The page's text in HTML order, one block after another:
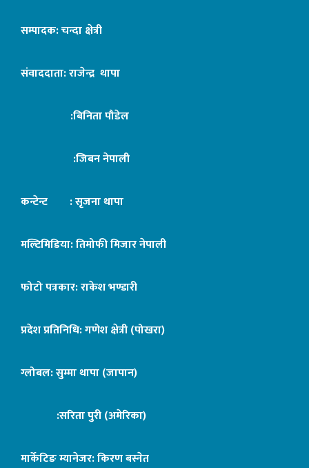
सम्पादक: चन्दा क्षेत्री
संवाददाता: राजेन्द्र थापा
:बिनिता पौडेल
:जिबन नेपाली
कन्टेन्ट : सृजना थापा
मल्टिमिडिया: तिमोफी मिजार नेपाली
फोटो पत्रकार: राकेश भण्डारी
प्रदेश प्रतिनिधि: गणेश क्षेत्री (पोखरा)
ग्लोबल: सुम्मा थापा (जापान)
:सरिता पुरी (अमेरिका)
मार्केटिङ म्यानेजर: किरण बस्नेत